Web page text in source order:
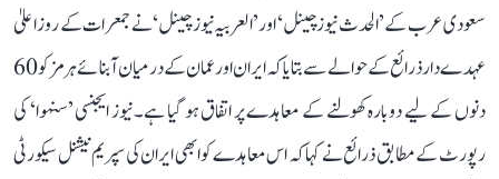
سعودی عرب کے ’الحدث نیوز چینل‘ اور ’العربیہ نیوز چینل‘ نے جمعرات کے روز اعلیٰ
عہدے دار ذرائع کے حوالے سے بتایا کہ ایران اور عمان کے درمیان آبنائے ہرمز کو 60
دنوں کے لیے دوبارہ کھولنے کے معاہدے پر اتفاق ہو گیا ہے۔ نیوز ایجنسی ’سنہوا‘ کی
رپورٹ کے مطابق ذرائع نے کہا کہ اس معاہدے کو ابھی ایران کی سپریم نیشنل سیکورٹی